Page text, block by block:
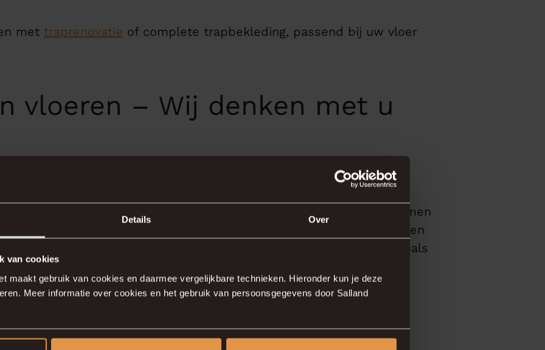
Details Over
van cookies
maakt gebruik van cookies en daarmee vergelijkbare technieken. Hieronder kun je deze
Meer informatie over cookies en het gebruik van persoonsgegevens door Salland
met traprenovatie of complete trapbekleding, passend bij uw vloer
vloeren – Wij denken met u
persoonlijk advies centraal. Geen situatie is ons te complex – wij
en praktische uitvoering. Onze ervaren adviseurs nemen
naar een vloer waar u jarenlang plezier van heeft. Wij leveren en
zijn bekend met de specifieke eisen van nieuwbouwprojecten zoals
eenvoudig online